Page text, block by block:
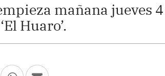
mañana jueves
Huaro’.